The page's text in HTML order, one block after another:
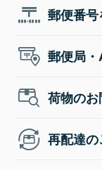
郵便番
郵便局
荷物の
再配達